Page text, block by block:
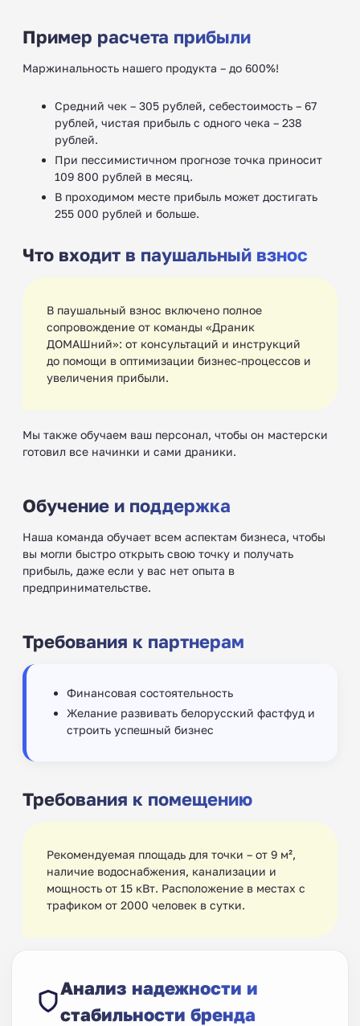
Пример расчета прибыли
Маржинальность нашего продукта – до 600%!
Средний чек – 305 рублей, себестоимость – 67
рублей, чистая прибыль с одного чека – 238
рублей.
При пессимистичном прогнозе точка приносит
109 800 рублей в месяц.
В проходимом месте прибыль может достигать
255 000 рублей и больше.
Что входит в паушальный взнос
В паушальный взнос включено полное
сопровождение от команды «Драник
ДОМАШний»: от консультаций и инструкций
до помощи в оптимизации бизнес-процессов и
увеличения прибыли.
Мы также обучаем ваш персонал, чтобы он мастерски
готовил все начинки и сами драники.
Обучение и поддержка
Наша команда обучает всем аспектам бизнеса, чтобы
вы могли быстро открыть свою точку и получать
прибыль, даже если у вас нет опыта в
предпринимательстве.
Требования к партнерам
Финансовая состоятельность
Желание развивать белорусский фастфуд и
строить успешный бизнес
Требования к помещению
Рекомендуемая площадь для точки – от 9 м²,
наличие водоснабжения, канализации и
мощность от 15 кВт. Расположение в местах с
трафиком от 2000 человек в сутки. ‍‍
Анализ надежности и
стабильности бренда